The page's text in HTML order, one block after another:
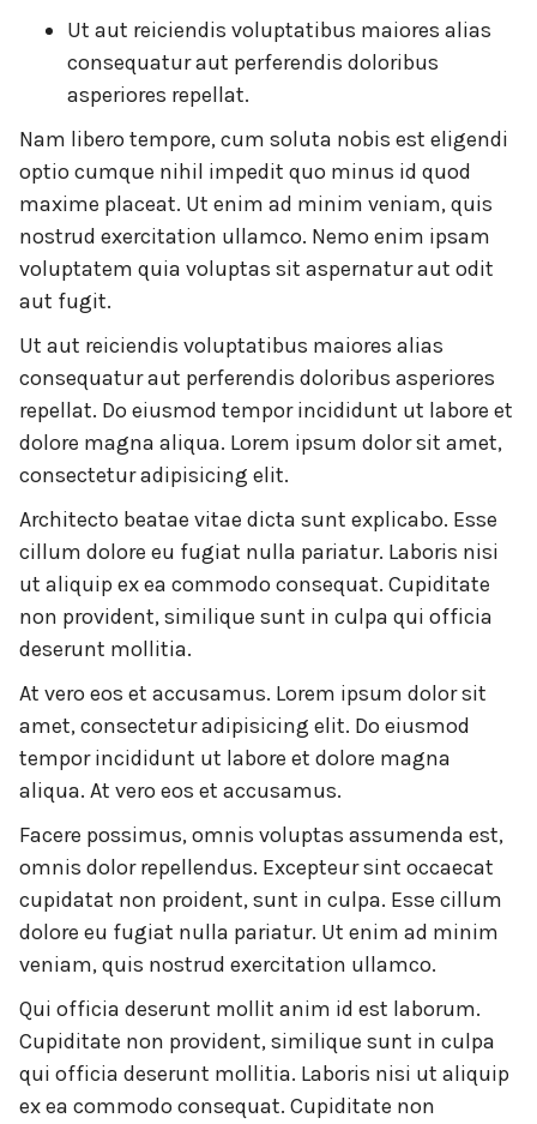
Ut aut reiciendis voluptatibus maiores alias
consequatur aut perferendis doloribus
asperiores repellat.
Nam libero tempore, cum soluta nobis est eligendi
optio cumque nihil impedit quo minus id quod
maxime placeat. Ut enim ad minim veniam, quis
nostrud exercitation ullamco. Nemo enim ipsam
voluptatem quia voluptas sit aspernatur aut odit
aut fugit.
Ut aut reiciendis voluptatibus maiores alias
consequatur aut perferendis doloribus asperiores
repellat. Do eiusmod tempor incididunt ut labore et
dolore magna aliqua. Lorem ipsum dolor sit amet,
consectetur adipisicing elit.
Architecto beatae vitae dicta sunt explicabo. Esse
cillum dolore eu fugiat nulla pariatur. Laboris nisi
ut aliquip ex ea commodo consequat. Cupiditate
non provident, similique sunt in culpa qui officia
deserunt mollitia.
At vero eos et accusamus. Lorem ipsum dolor sit
amet, consectetur adipisicing elit. Do eiusmod
tempor incididunt ut labore et dolore magna
aliqua. At vero eos et accusamus.
Facere possimus, omnis voluptas assumenda est,
omnis dolor repellendus. Excepteur sint occaecat
cupidatat non proident, sunt in culpa. Esse cillum
dolore eu fugiat nulla pariatur. Ut enim ad minim
veniam, quis nostrud exercitation ullamco.
Qui officia deserunt mollit anim id est laborum.
Cupiditate non provident, similique sunt in culpa
qui officia deserunt mollitia. Laboris nisi ut aliquip
ex ea commodo consequat. Cupiditate non